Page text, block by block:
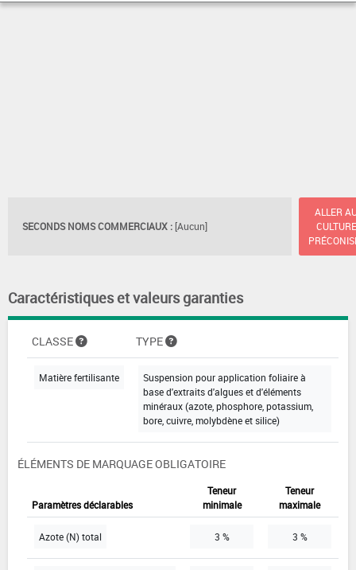
SECONDS NOMS COMMERCIAUX : [Aucun]
ALLER
Caractéristiques et valeurs garanties
CLASSE TYPE
Matière fertilisante
Suspension pour application foliaire à
base d'extraits d'algues et d'éléments
minéraux (azote, phosphore, potassium,
bore, cuivre, molybdène et silice)
ÉLÉMENTS DE MARQUAGE OBLIGATOIRE
Paramètres déclarables
Teneur
minimale
Teneur
maximale
Azote (N) total 3 % 3 %